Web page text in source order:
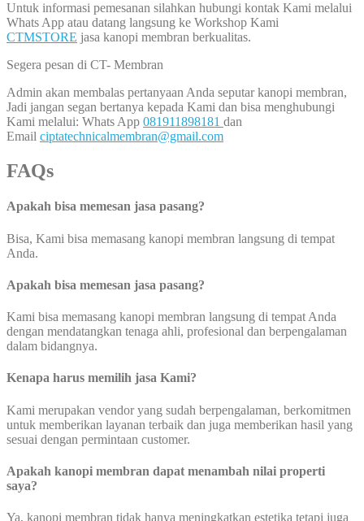
Untuk informasi pemesanan silahkan hubungi kontak Kami melalui
Whats App atau datang langsung ke Workshop Kami
CTMSTORE jasa kanopi membran berkualitas.
Segera pesan di CT- Membran
Admin akan membalas pertanyaan Anda seputar kanopi membran,
Jadi jangan segan bertanya kepada Kami dan bisa menghubungi
Kami melalui: Whats App 081911898181 dan
Email ciptatechnicalmembran@gmail.com
FAQs
Apakah bisa memesan jasa pasang?
Bisa, Kami bisa memasang kanopi membran langsung di tempat
Anda.
Apakah bisa memesan jasa pasang?
Kami bisa memasang kanopi membran langsung di tempat Anda
dengan mendatangkan tenaga ahli, profesional dan berpengalaman
dalam bidangnya.
Kenapa harus memilih jasa Kami?
Kami merupakan vendor yang sudah berpengalaman, berkomitmen
untuk memberikan layanan terbaik dan juga memberikan hasil yang
sesuai dengan permintaan customer.
Apakah kanopi membran dapat menambah nilai properti
saya?
Ya, kanopi membran tidak hanya meningkatkan estetika tetapi juga